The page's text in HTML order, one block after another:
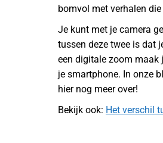
bomvol met verhalen
Je kunt met je camera
tussen deze twee is dat
een digitale zoom maak
je smartphone. In onze
hier nog meer over!
Bekijk ook: Het verschil